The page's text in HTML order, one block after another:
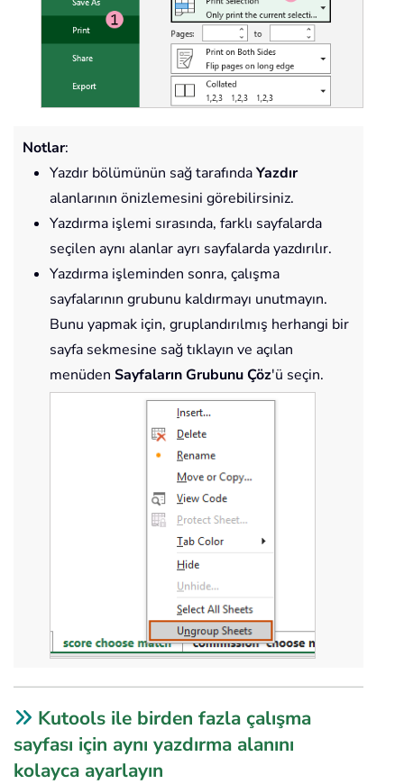
Notlar:
Yazdır bölümünün sağ tarafındaYazdır
alanlarının önizlemesini görebilirsiniz.
Yazdırma işlemi sırasında, farklı sayfalarda
seçilen aynı alanlar ayrı sayfalarda yazdırılır.
Yazdırma işleminden sonra, çalışma
sayfalarının grubunu kaldırmayı unutmayın.
Bunu yapmak için, gruplandırılmış herhangi bir
sayfa sekmesine sağ tıklayın ve açılan
menüden Sayfaların Grubunu Çöz'ü seçin.
Kutools ile birden fazla çalışma
sayfası için aynı yazdırma alanını
kolayca ayarlayın